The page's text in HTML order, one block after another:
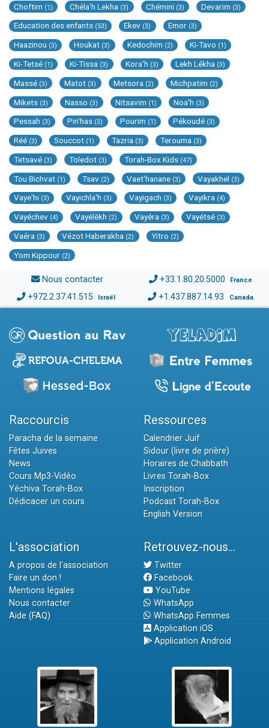
Choftim (1) Chéla'h Lekha (3) Chémini (3) Devarim (3)
Education des enfants (53) Ekev (3) Emor (3)
Haazinou (3) Houkat (3) Kedochim (2) Ki-Tavo (1)
Ki-Tetsé (1) Ki-Tissa (3) Kora'h (3) Lekh Lékha (3)
Massé (3) Matot (3) Metsora (2) Michpatim (2)
Mikets (3) Nasso (3) Nitsavim (1) Noa'h (3)
Pessah (3) Pin'has (3) Pourim (1) Pékoudé (3)
Réé (3) Souccot (1) Tazria (3) Terouma (3)
Tetsavé (3) Toledot (3) Torah-Box Kids (47)
Tou Bichvat (1) Tsav (2) Vaet'hanane (3) Vayakhel (3)
Vaye'hi (3) Vayichla'h (3) Vayigach (3) Vayikra (4)
Vayéchev (4) Vayélèkh (2) Vayéra (3) Vayétsé (3)
Vaéra (3) Vézot Haberakha (2) Yitro (2)
Yom Kippour (2)
Nous contacter +33.1.80.20.5000 France
+972.2.37.41.515 Israël +1.437.887.14.93 Canada
Raccourcis
Paracha de la semaine
Fêtes Juives
News
Cours Mp3-Vidéo
Yéchiva Torah-Box
Dédicacer un cours
Ressources
Calendrier Juif
Sidour (livre de prière)
Horaires de Chabbath
Livres Torah-Box
Inscription
Podcast Torah-Box
English Version
L'association
A propos de l'association
Faire un don !
Mentions légales
Nous contacter
Aide (FAQ)
Retrouvez-nous...
Twitter
Facebook
YouTube
WhatsApp
WhatsApp Femmes
Application iOS
Application Android